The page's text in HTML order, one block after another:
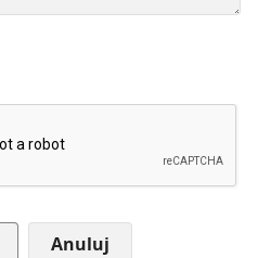
Anuluj